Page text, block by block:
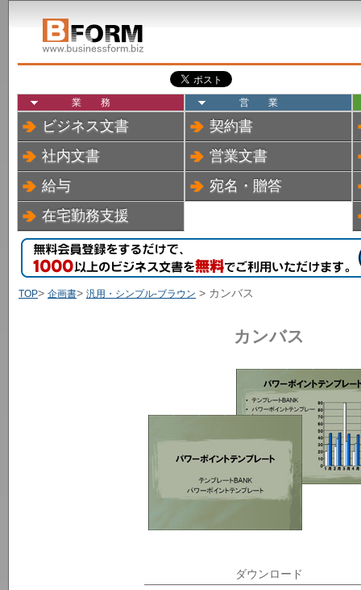
業務
ビジネス文書
社内文書
給与
在宅勤務支援
営業
契約書
営業文書
宛名・贈答
TOP> 企画書> 汎用・シンプル-ブラウン > カンバス
カンバス
ダウンロード